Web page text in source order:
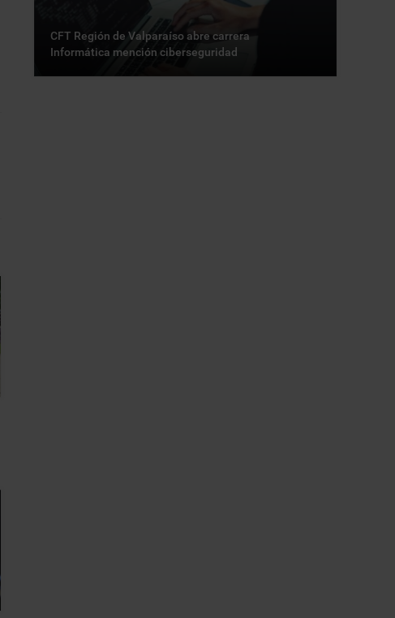
CFT Región de Valparaíso abre carrera
Informática mención ciberseguridad